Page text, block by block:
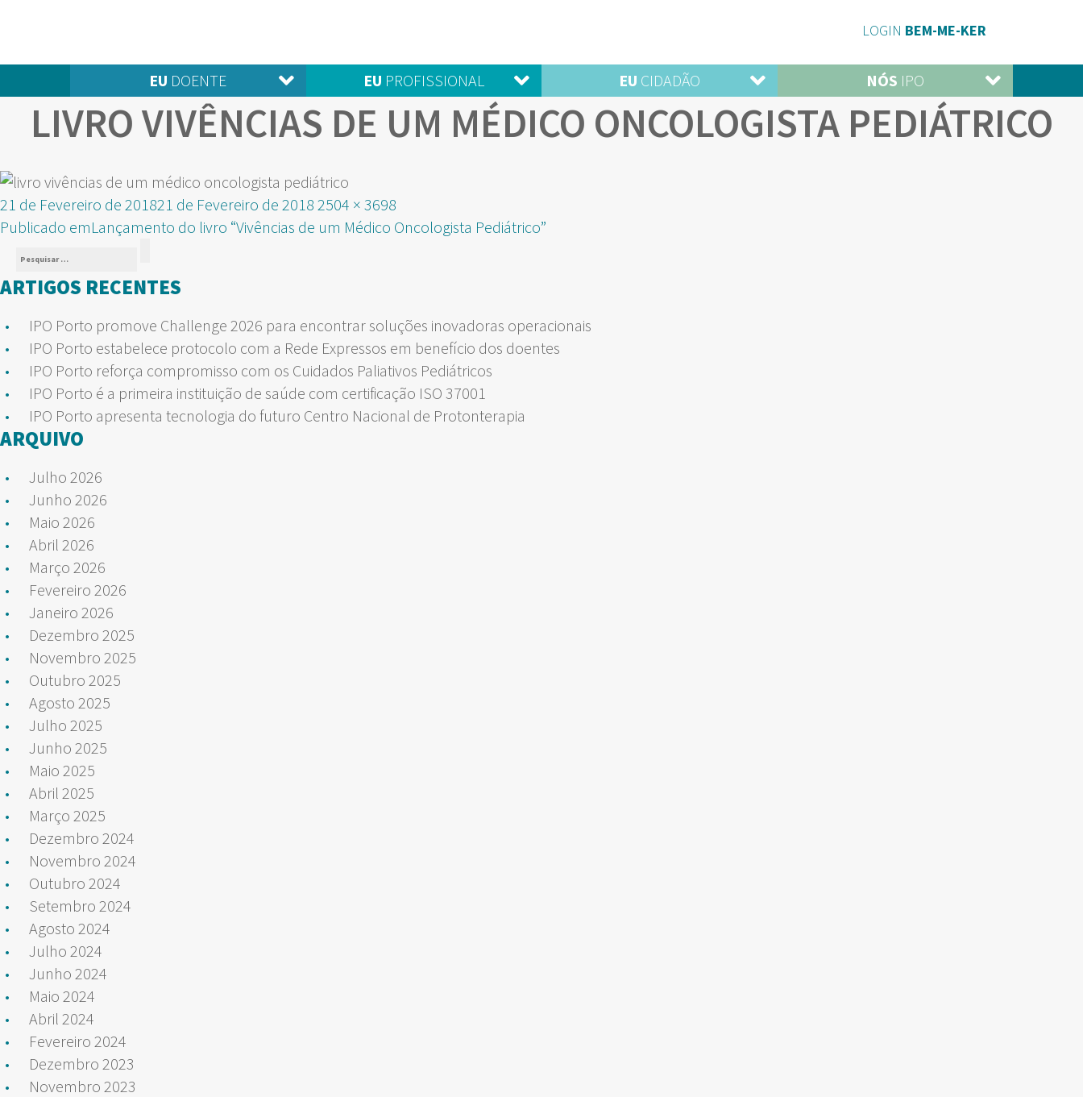
LOGIN BEM-ME-KER
EU DOENTE EU PROFISSIONAL EU CIDADÃO NÓS IPO
LIVRO VIVÊNCIAS DE UM MÉDICO ONCOLOGISTA PEDIÁTRICO
Publicado
em
21 de Fevereiro de 201821 de Fevereiro de 2018 Tamanho
real
2504 × 3698
NAVEGAÇÃO
DE
ARTIGOS
Publicado emLançamento do livro “Vivências de um Médico Oncologista Pediátrico”
Pesquisar
por:
ARTIGOS RECENTES
IPO Porto promove Challenge 2026 para encontrar soluções inovadoras operacionais
IPO Porto estabelece protocolo com a Rede Expressos em benefício dos doentes
IPO Porto reforça compromisso com os Cuidados Paliativos Pediátricos
IPO Porto é a primeira instituição de saúde com certificação ISO 37001
IPO Porto apresenta tecnologia do futuro Centro Nacional de Protonterapia
ARQUIVO
Julho 2026
Junho 2026
Maio 2026
Abril 2026
Março 2026
Fevereiro 2026
Janeiro 2026
Dezembro 2025
Novembro 2025
Outubro 2025
Agosto 2025
Julho 2025
Junho 2025
Maio 2025
Abril 2025
Março 2025
Dezembro 2024
Novembro 2024
Outubro 2024
Setembro 2024
Agosto 2024
Julho 2024
Junho 2024
Maio 2024
Abril 2024
Fevereiro 2024
Dezembro 2023
Novembro 2023